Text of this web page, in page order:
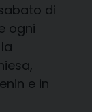
di
ogni
e in